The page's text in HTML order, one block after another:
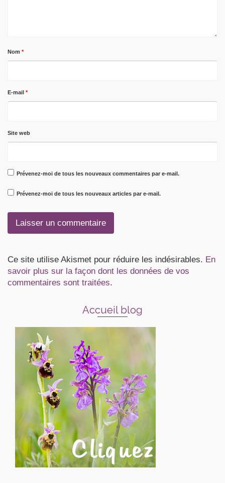
Nom *
E-mail *
Site web
Prévenez-moi de tous les nouveaux commentaires par e-mail.
Prévenez-moi de tous les nouveaux articles par e-mail.
Ce site utilise Akismet pour réduire les indésirables. En
savoir plus sur la façon dont les données de vos
commentaires sont traitées.
Accueil blog